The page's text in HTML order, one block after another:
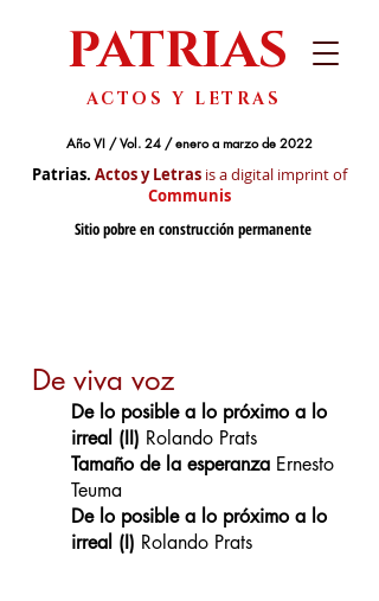
PATRIAS
Sitio pobre en construcción permanente
ACTOS Y LETRAS
Año VI / Vol. 24 / enero a marzo de 2022
Patrias. Actos y Letras is a digital imprint of
Communis
De viva voz
De lo posible a lo próximo a lo
irreal (II) Rolando Prats
Tamaño de la esperanza Ernesto
Teuma
De lo posible a lo próximo a lo
irreal (I) Rolando Prats